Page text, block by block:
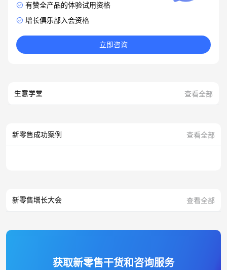
有赞全产品的体验试用资格
增长俱乐部入会资格
立即咨询
生意学堂 查看全部
新零售成功案例 查看全部
新零售增长大会 查看全部
获取新零售干货和咨询服务